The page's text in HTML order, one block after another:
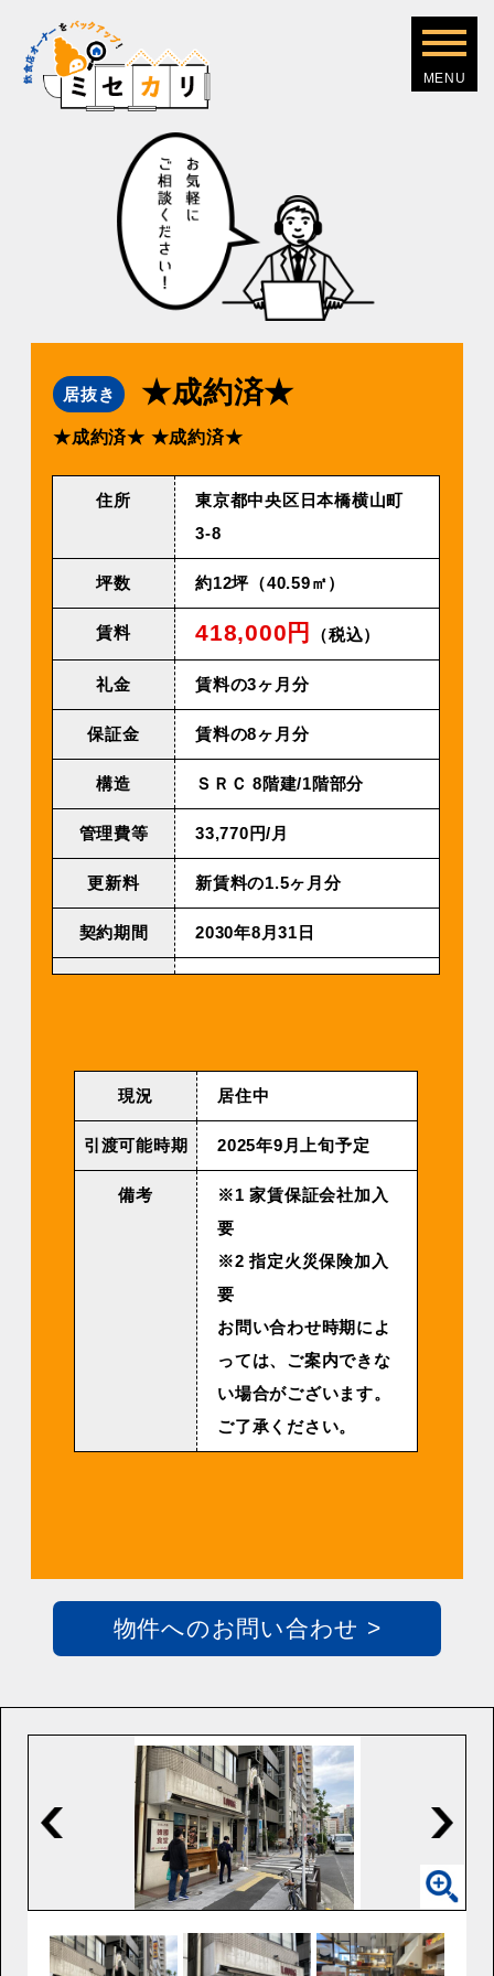
居抜き ★成約済★
★成約済★ ★成約済★
住所
東京都中央区⽇本橋横⼭町
3-8
坪数 約12坪（40.59㎡）
賃料 418,000円 （税込）
礼金 賃料の3ヶ月分
保証金 賃料の8ヶ月分
構造 ＳＲＣ 8階建/1階部分
管理費等 33,770円/⽉
更新料 新賃料の1.5ヶ月分
契約期間 2030年8⽉31⽇
現況 居住中
引渡可能時期 2025年9⽉上旬予定
備考
※1 家賃保証会社加入
要
※2 指定火災保険加入
要
お問い合わせ時期によ
っては、ご案内できな
い場合がございます。
ご了承ください。
物件へのお問い合わせ >